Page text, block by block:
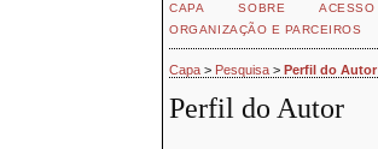
CAPA SOBRE ACESSO
ORGANIZAÇÃO E PARCEIROS
Capa > Pesquisa >Perfil do Autor
Perfil do Autor